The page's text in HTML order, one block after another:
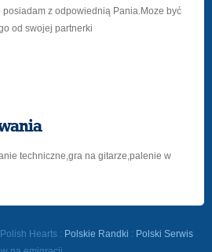
z odpowiednią Pania.Moze być
od swojej partnerki
techniczne,gra na gitarze,palenie w
Hearts : Polskie Randki : Polski Serwis